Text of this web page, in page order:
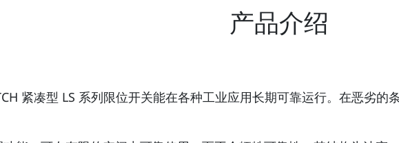
产品介绍
紧凑型 LS 系列限位开关能在各种工业应用长期可靠运行。在恶劣